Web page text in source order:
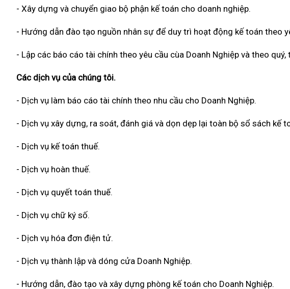
- Xây dựng và chuyển giao bộ phận kế toán cho doanh nghiệp.
- Hướng dẫn đào tạo nguồn nhân sự để duy trì hoạt động kế toán theo
- Lập các báo cáo tài chính theo yêu cầu cùa Doanh Nghiệp và theo quý,
Các dịch vụ của chúng tôi.
- Dịch vụ làm báo cáo tài chính theo nhu cầu cho Doanh Nghiệp.
- Dịch vụ xây dựng, ra soát, đánh giá và dọn dẹp lại toàn bộ sổ sách kế
- Dịch vụ kế toán thuế.
- Dịch vụ hoàn thuế.
- Dịch vụ quyết toán thuế.
- Dịch vụ chữ ký số.
- Dịch vụ hóa đơn điện tử.
- Dịch vụ thành lập và dóng cửa Doanh Nghiệp.
- Hướng dẫn, đào tạo và xây dựng phòng kế toán cho Doanh Nghiệp.